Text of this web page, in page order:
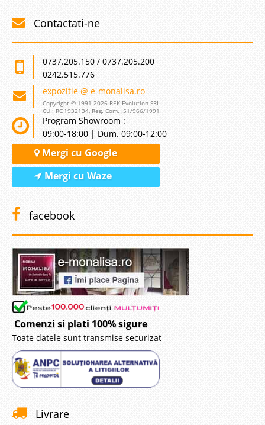
Contactati-ne
0737.205.150 / 0737.205.200
0242.515.776
expozitie @ e-monalisa.ro
Copyright © 1991-2026 REK Evolution SRL
CUI: RO1932134, Reg. Com. J51/966/1991
Program Showroom :
09:00-18:00 | Dum. 09:00-12:00
Mergi cu Google
Mergi cu Waze
facebook
Comenzi si plati 100% sigure
Toate datele sunt transmise securizat
Livrare